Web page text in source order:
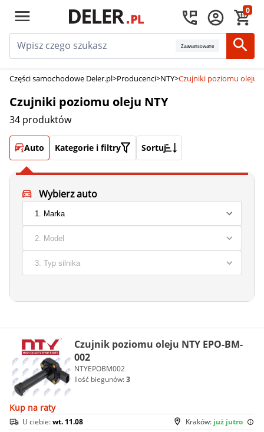
0
Zaawansowane
Części samochodowe Deler.pl>Producenci>NTY>Czujniki poziomu oleju
Czujniki poziomu oleju NTY
34 produktów
Auto Kategorie i filtry Sortuj
Wybierz auto
Czujnik poziomu oleju NTY EPO-BM-
002
NTYEPOBM002
Ilość biegunów:3
Kup na raty
Kraków: już jutro
U ciebie:wt. 11.08